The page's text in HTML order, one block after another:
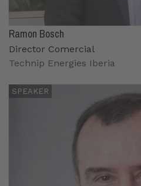
Ramon Bosch
Director Comercial
Technip Energies Iberia
SPEAKER